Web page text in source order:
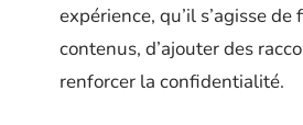
expérience, qu’il s’agisse
contenus, d’ajouter des
renforcer la confidentialité.